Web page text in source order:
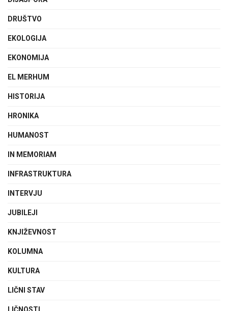
DRUŠTVO
EKOLOGIJA
EKONOMIJA
EL MERHUM
HISTORIJA
HRONIKA
HUMANOST
IN MEMORIAM
INFRASTRUKTURA
INTERVJU
JUBILEJI
KNJIŽEVNOST
KOLUMNA
KULTURA
LIČNI STAV